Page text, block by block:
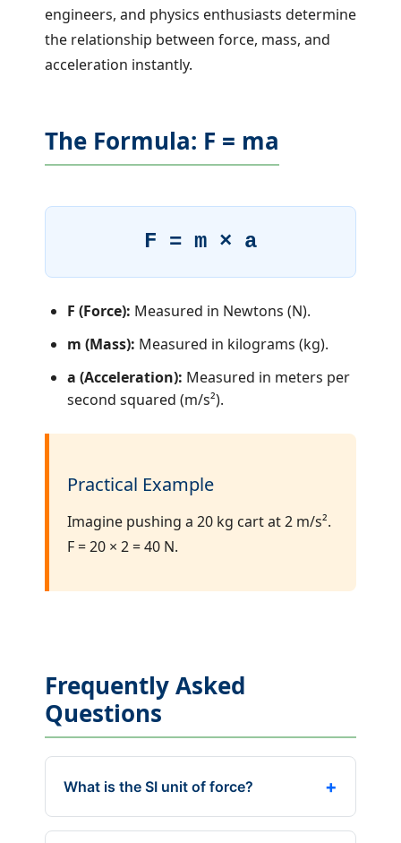
engineers, and physics enthusiasts determine
the relationship between force, mass, and
acceleration instantly.
The Formula: F = ma
F = m × a
F (Force): Measured in Newtons (N).
m (Mass): Measured in kilograms (kg).
a (Acceleration): Measured in meters per
second squared (m/s²).
Practical Example
Imagine pushing a 20 kg cart at 2 m/s².
F = 20 × 2 = 40 N.
Frequently Asked
Questions
What is the SI unit of force? +